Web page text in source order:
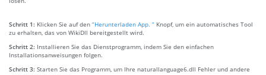
Schritt 1: Klicken Sie auf den “Herunterladen App. ” Knopf, um ein automatisches Tool
zu erhalten, das von WikiDll bereitgestellt wird.
Schritt 2: Installieren Sie das Dienstprogramm, indem Sie den einfachen
Installationsanweisungen folgen.
Schritt 3: Starten Sie das Programm, um Ihre naturallanguage6.dll Fehler und andere